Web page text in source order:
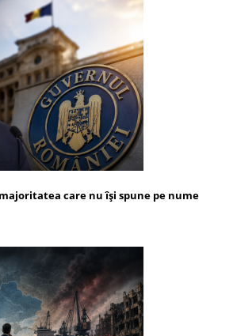
care nu își spune pe nume